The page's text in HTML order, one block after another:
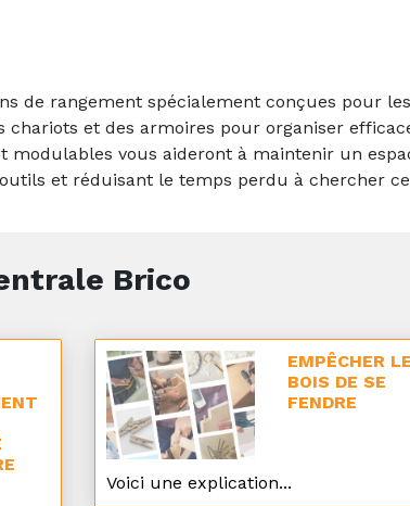
de rangement spécialement conçues pour
chariots et des armoires pour organiser
modulables vous aideront à maintenir un
et réduisant le temps perdu à chercher
Brico
EMPÊCHER LE
BOIS DE SE
FENDRE
Voici une explication...